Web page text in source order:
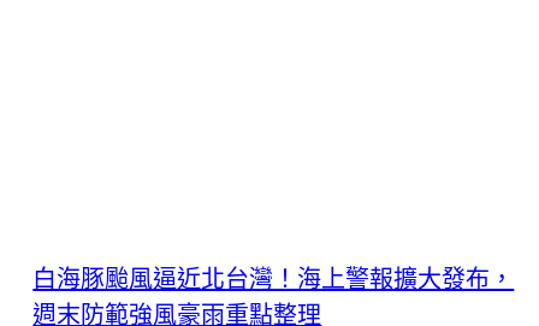
白海豚颱風逼近北台灣！海上警報擴大發布，
週末防範強風豪雨重點整理